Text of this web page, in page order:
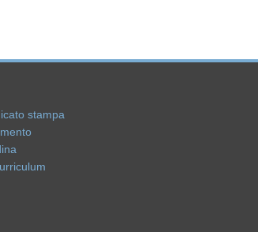
stampa